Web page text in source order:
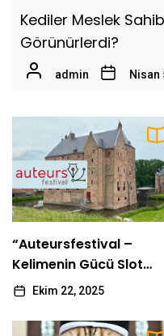
9 Aldatıldığınızı
admin
10 Dünyada En
admin
1
admin
2
admin
Kediler Meslek
Görünürlerdi?
admin Nisan
“Auteursfestival –
Kelimenin Gücü Slot
Loevestein’de
Ekim 22, 2025